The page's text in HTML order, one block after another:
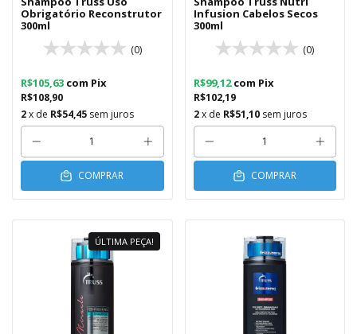
Obrigatório Reconstrutor
300ml
(0)
R$108,90
R$105,63 com Pix
2x de R$54,45 sem juros
COMPRAR
Infusion Cabelos Secos
300ml
(0)
R$102,19
R$99,12com Pix
2 x de R$51,10 sem juros
COMPRAR
ÚLTIMA PEÇA!